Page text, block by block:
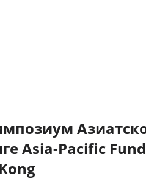
Asia-Pacific